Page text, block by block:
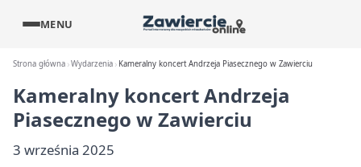
MENU
Strona główna Wydarzenia Kameralny koncert Andrzeja Piasecznego w Zawierciu
Kameralny koncert Andrzeja
Piasecznego w Zawierciu
3 września 2025